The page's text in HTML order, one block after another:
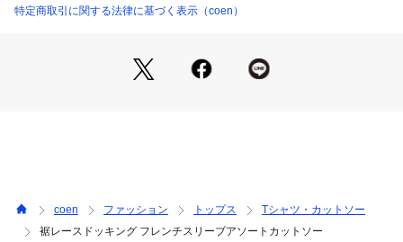
れやすいデザインに。
〇異素材使いで軽やかな印象に
さらっとしたラフ感が魅力のOE天竺と華奢なレースを組み合
透け感：オフホワイト、その他1、その他2ややあり
※インナーの着用をおすすめいたします。
特定商取引に関する法律に基づく表示（coen）
coen ファッション トップス
Tシャツ・カットソー
裾レースドッキング フレンチスリーブアソートカットソー